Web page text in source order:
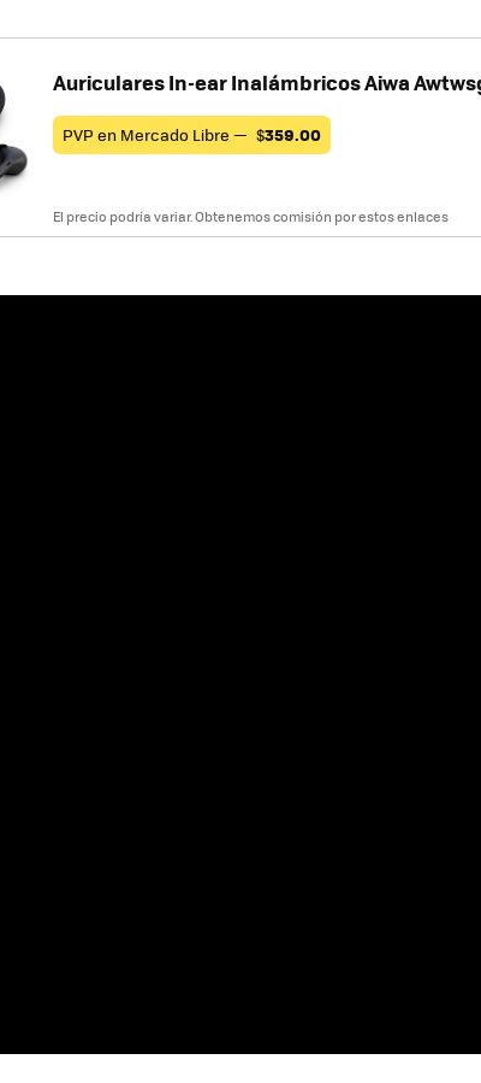
Auriculares In-ear Inalámbricos Aiwa
PVP en Mercado Libre — $359.00
El precio podría variar. Obtenemos comisión por estos enlaces